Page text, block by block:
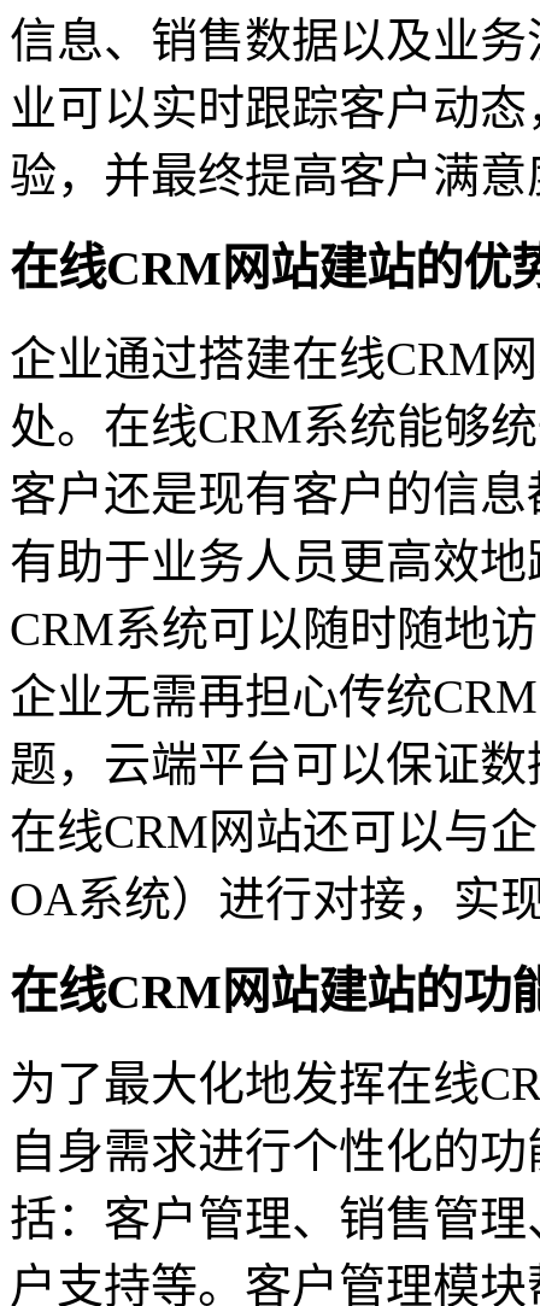
信息、销售数据以及业
业可以实时跟踪客户动
验，并最终提高客户满
在线CRM网站建站的优
企业通过搭建在线CRM
处。在线CRM系统能够
客户还是现有客户的信
有助于业务人员更高效
CRM系统可以随时随地
企业无需再担心传统
题，云端平台可以保证
在线CRM网站还可以与
OA系统）进行对接，实
在线CRM网站建站的功
为了最大化地发挥在线
自身需求进行个性化的
括：客户管理、销售管
户支持等。客户管理模